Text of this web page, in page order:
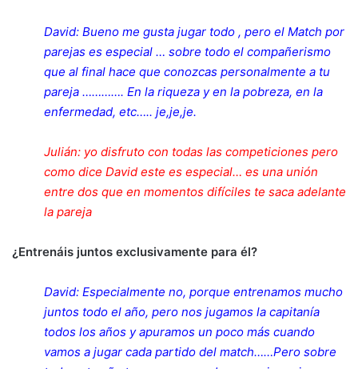
David: Bueno me gusta jugar todo , pero el Match por
parejas es especial … sobre todo el compañerismo
que al final hace que conozcas personalmente a tu
pareja …………. En la riqueza y en la pobreza, en la
enfermedad, etc….. je,je,je.
Julián: yo disfruto con todas las competiciones pero
como dice David este es especial… es una unión
entre dos que en momentos difíciles te saca adelante
la pareja
¿Entrenáis juntos exclusivamente para él?
David: Especialmente no, porque entrenamos mucho
juntos todo el año, pero nos jugamos la capitanía
todos los años y apuramos un poco más cuando
vamos a jugar cada partido del match……Pero sobre